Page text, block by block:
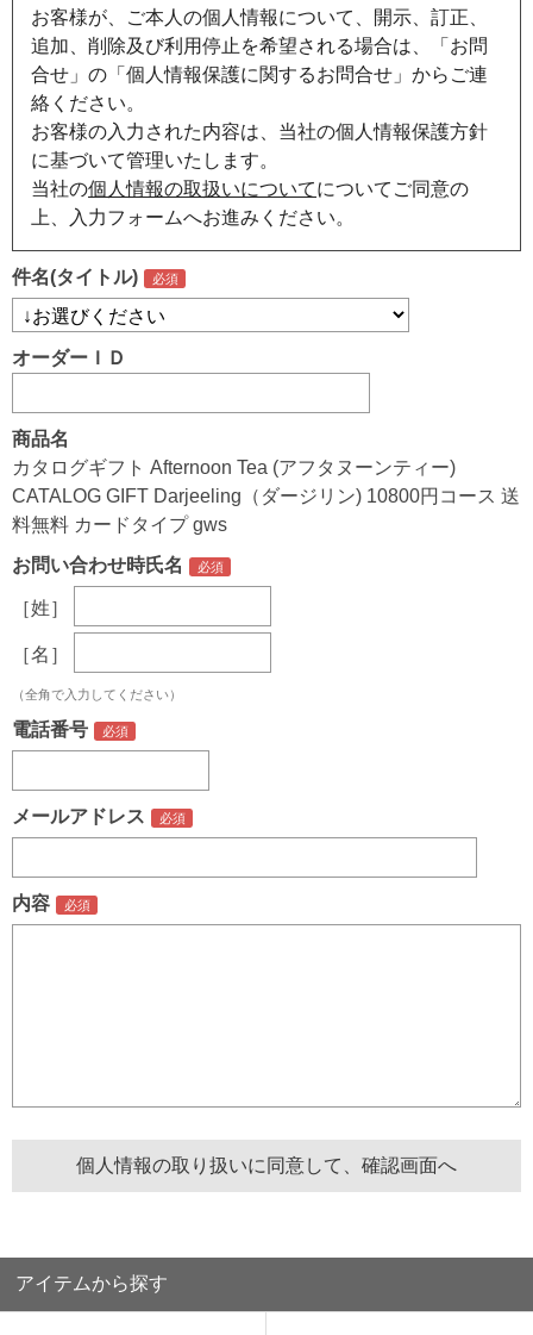
お客様が、ご本人の個人情報について、開示、訂正、
追加、削除及び利用停止を希望される場合は、「お問
合せ」の「個人情報保護に関するお問合せ」からご連
絡ください。
お客様の入力された内容は、当社の個人情報保護方針
に基づいて管理いたします。
当社の個人情報の取扱いについてについてご同意の
上、入力フォームへお進みください。
件名(タイトル)
オーダーＩＤ
商品名
カタログギフト Afternoon Tea (アフタヌーンティー)
CATALOG GIFT Darjeeling（ダージリン) 10800円コース 送
料無料 カードタイプ gws
お問い合わせ時氏名
［姓］
［名］
（全角で入力してください）
電話番号
メールアドレス
内容
アイテムから探す